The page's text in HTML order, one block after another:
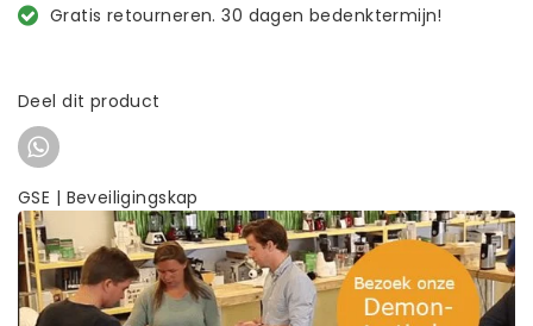
Gratis retourneren. 30 dagen bedenktermijn!
Deel dit product
GSE | Beveiligingskap